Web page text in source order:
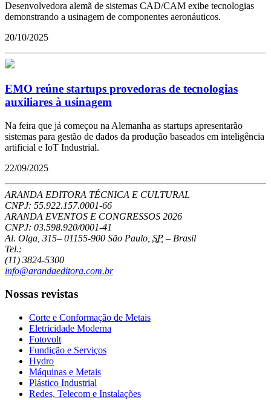
Desenvolvedora alemã de sistemas CAD/CAM exibe tecnologias
demonstrando a usinagem de componentes aeronáuticos.
20/10/2025
EMO reúne startups provedoras de tecnologias
auxiliares à usinagem
Na feira que já começou na Alemanha as startups apresentarão
sistemas para gestão de dados da produção baseados em inteligência
artificial e IoT Industrial.
22/09/2025
ARANDA EDITORA TÉCNICA E CULTURAL
CNPJ: 55.922.157.0001-66
ARANDA EVENTOS E CONGRESSOS 2026
CNPJ: 03.598.920/0001-41
Al. Olga, 315– 01155-900 São Paulo SP – Brasil
Tel.:
(11) 3824-5300
info@arandaeditora.com.br
Nossas revistas
Corte e Conformação de Metais
Eletricidade Moderna
Fotovolt
Fundição e Serviços
Hydro
Máquinas e Metais
Plástico Industrial
Redes, Telecom e Instalações